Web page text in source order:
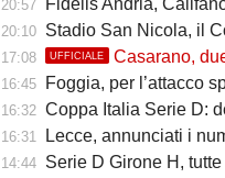
20:57 Fidelis Andria,
20:10 Stadio San Nicola, il Comune
17:08 UFFICIALE Casarano,
16:45 Foggia, per l’attacco
16:32 Coppa Italia Serie D:
16:31 Lecce, annunciati i
14:44 Serie D Girone H,